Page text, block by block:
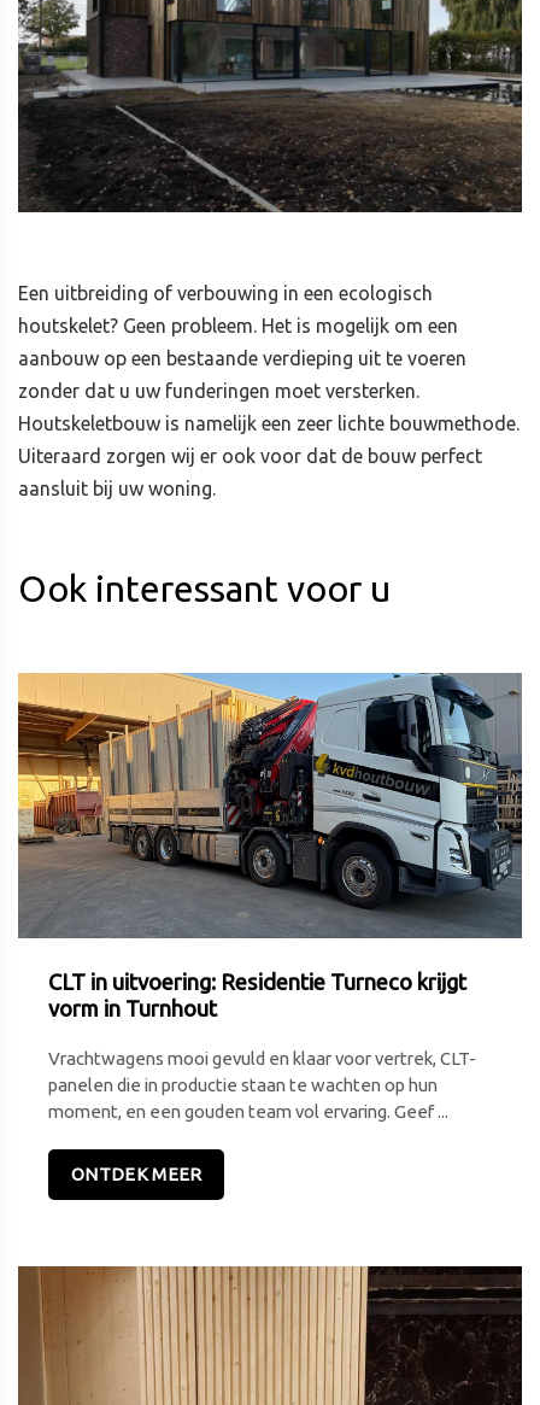
Een uitbreiding of verbouwing in een ecologisch
houtskelet? Geen probleem. Het is mogelijk om een
aanbouw op een bestaande verdieping uit te voeren
zonder dat u uw funderingen moet versterken.
Houtskeletbouw is namelijk een zeer lichte bouwmethode.
Uiteraard zorgen wij er ook voor dat de bouw perfect
aansluit bij uw woning.
Ook interessant voor u
CLT in uitvoering: Residentie Turneco krijgt
vorm in Turnhout
Vrachtwagens mooi gevuld en klaar voor vertrek, CLT-
panelen die in productie staan te wachten op hun
moment, en een gouden team vol ervaring. Geef ...
ONTDEK MEER